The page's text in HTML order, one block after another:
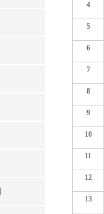
4
5
6
7
8
9
10
11
12
13